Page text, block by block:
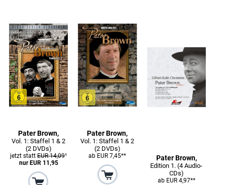
Pater Brown,
Vol. 1: Staffel 1 & 2
(2 DVDs)
jetzt stattEUR 14,09¹
nur EUR 11,95
Pater Brown,
Vol. 1: Staffel 1 & 2
(2 DVDs)
ab EUR 7,45** Pater Brown,
Edition 1. (4 Audio-
CDs)
ab EUR 4,97**